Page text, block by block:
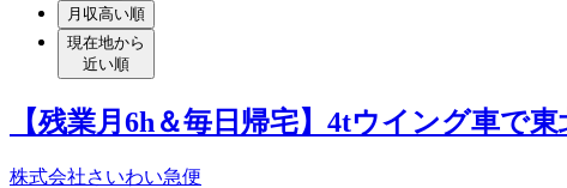
月収高い順
現在地から
近い順
【残業月6h＆毎日帰宅】4tウイング車で
株式会社さいわい急便